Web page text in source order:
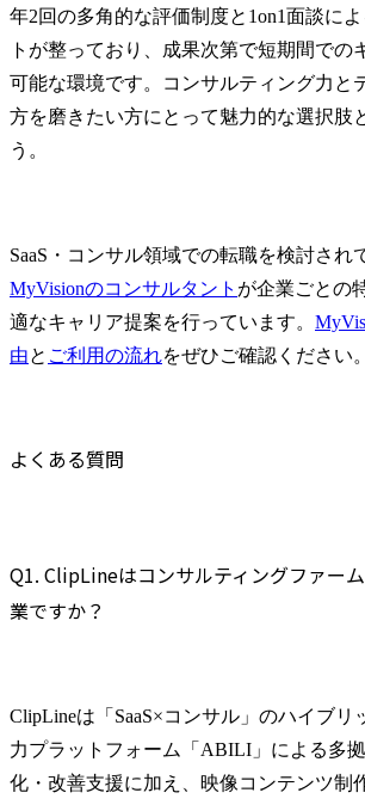
年2回の多角的な評価制度と1on1面談に
トが整っており、成果次第で短期間での
可能な環境です。コンサルティング力と
方を磨きたい方にとって魅力的な選択肢
う。
SaaS・コンサル領域での転職を検討され
MyVisionのコンサルタント が企業ごとの
適なキャリア提案を行っています。
由と ご利用の流れをぜひご確認ください。
よくある質問
Q1. ClipLineはコンサルティングファー
業ですか？
ClipLineは「SaaS×コンサル」のハイブリ
力プラットフォーム「ABILI」による多
化・改善支援に加え、映像コンテンツ制